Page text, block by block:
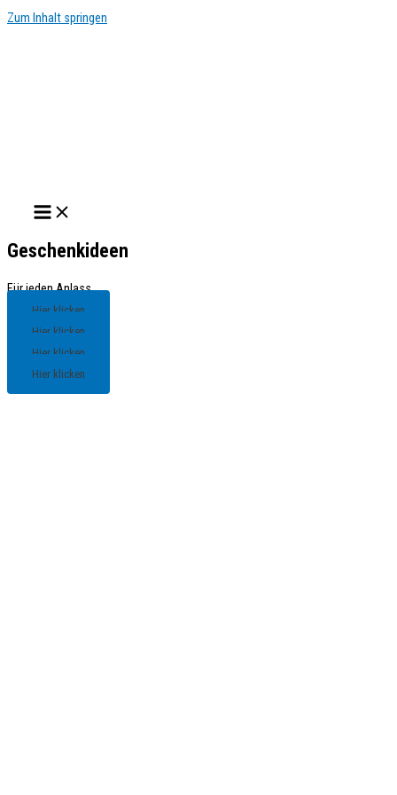
Zum Inhalt springen
Geschenkideen
Für jeden Anlass
Hier klicken
Hier klicken
Hier klicken
Hier klicken